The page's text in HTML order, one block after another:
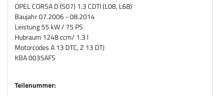
OPEL CORSA D (S07) 1.3 CDTI (L08, L68)
Baujahr 07.2006 - 08.2014
Leistung 55 kW / 75 PS
Hubraum 1248 ccm/ 1.3 l
Motorcodes A 13 DTC, Z 13 DTJ
KBA 0035AFS
Teilenummer: